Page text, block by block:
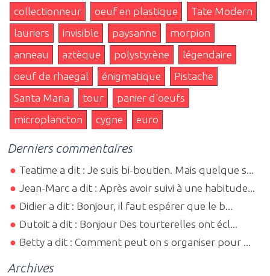
collectionneur oeuf en plastique
Tate Modern
lauriers
invisible paysanne
morpion
anneau
aztèque polystyrène
légendaire
oeuf de rhaegal
énigmatique
Pistache
Santa Maria
tour
panier d'oeufs
microplancton
cygne euro
Derniers commentaires
Teatime a dit : Je suis bi-boutien. Mais quelque s...
Jean-Marc a dit : Après avoir suivi à une habitude...
Didier a dit : Bonjour, il faut espérer que le b...
Dutoit a dit : Bonjour Des tourterelles ont écl...
Betty a dit : Comment peut on s organiser pour ...
Archives